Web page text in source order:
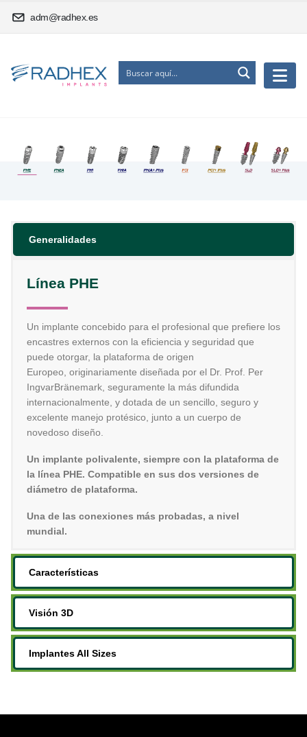
adm@radhex.es
Generalidades
Línea PHE
Un implante concebido para el profesional que prefiere los
encastres externos con la eficiencia y seguridad que
puede otorgar, la plataforma de origen
Europeo, originariamente diseñada por el Dr. Prof. Per
IngvarBränemark, seguramente la más difundida
internacionalmente, y dotada de un sencillo, seguro y
excelente manejo protésico, junto a un cuerpo de
novedoso diseño.
Un implante polivalente, siempre con la plataforma de
la línea PHE. Compatible en sus dos versiones de
diámetro de plataforma.
Una de las conexiones más probadas, a nivel
mundial.
Características
Visión 3D
Implantes All Sizes